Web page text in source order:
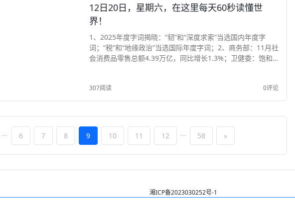
12日20日，星期六，在这里每天60秒读懂世
界！
1、2025年度字词揭晓：“韧”和“深度求索”当选国内年度字
词；“税”和“地缘政治”当选国际年度字词；2、商务部：11月社
会消费品零售总额4.39万亿，同比增长1.3%；卫健委：饱和
307阅读 0评论
... 6 7 8 9 10 11 12 ... 58 »
湘ICP备2023030252号-1